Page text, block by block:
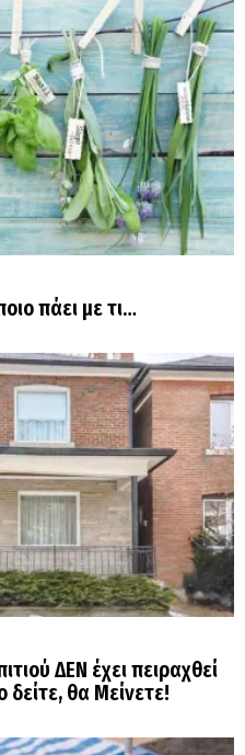
πάει με τι…
ΔΕΝ έχει πειραχθεί
δείτε, θα Μείνετε!